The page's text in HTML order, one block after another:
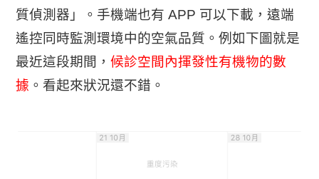
質偵測器」。手機端也有 APP 可以下載，遠端
遙控同時監測環境中的空氣品質。例如下圖就是
最近這段期間，候診空間內揮發性有機物的數
據 。看起來狀況還不錯。